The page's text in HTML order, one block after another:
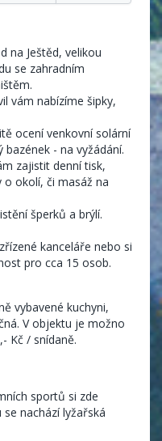
na Ještěd, velikou
se zahradním
vám nabízíme šipky,
ocení venkovní solární
- na vyžádání.
zajistit denní tisk,
okolí, či masáž na
šperků a brýlí.
kanceláře nebo si
pro cca 15 osob.
vybavené kuchyni,
V objektu je možno
Kč / snídaně.
sportů si zde
nachází lyžařská